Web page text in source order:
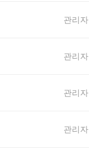
관리자
관리자
관리자
관리자